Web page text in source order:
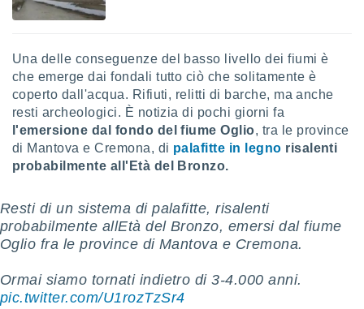
la
di esso.
nella
cookie
il tuo
in
il
Una delle conseguenze del basso livello dei fiumi è
che emerge dai fondali tutto ciò che solitamente è
coperto dall'acqua. Rifiuti, relitti di barche, ma anche
resti archeologici. È notizia di pochi giorni fa
l'emersione dal fondo del fiume Oglio, tra le province
di Mantova e Cremona, di palafitte in legno risalenti
probabilmente all'Età del Bronzo.
Resti di un sistema di palafitte, risalenti
probabilmente allEtà del Bronzo, emersi dal fiume
Oglio fra le province di Mantova e Cremona.
Ormai siamo tornati indietro di 3-4.000 anni.
pic.twitter.com/U1rozTzSr4